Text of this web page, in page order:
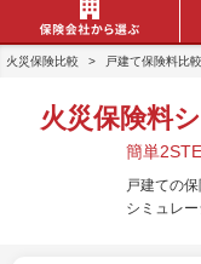
火災保険比較 > 戸建て保険料比較
簡単
火災保険料
戸建ての
シミュレ